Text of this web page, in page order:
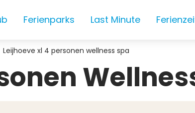
Ferienparks Last Minute
Leijhoeve xl 4 personen wellness spa